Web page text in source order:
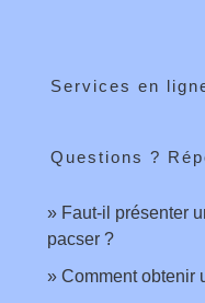
Services en
Questions ?
Faut-il présenter
pacser ?
Comment obtenir